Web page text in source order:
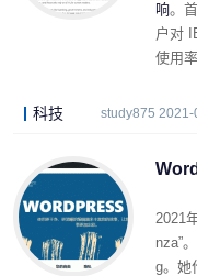
响。
户对
使用
科技 study875 2021-
2021
nza”
g。她